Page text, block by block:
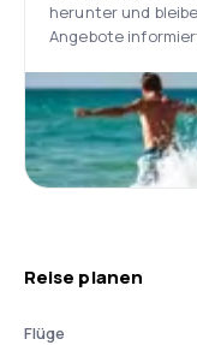
herunter und
Angebote
Reise planen
Flüge